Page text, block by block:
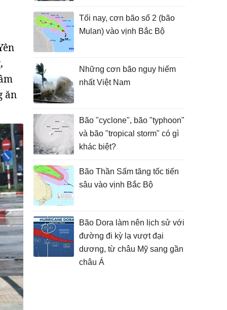
ăn
Tối nay, cơn bão số 2 (bão
Mulan) vào vịnh Bắc Bộ
Những cơn bão nguy hiểm
nhất Việt Nam
Bão "cyclone", bão "typhoon"
và bão "tropical storm" có gì
khác biệt?
Bão Thần Sấm tăng tốc tiến
sâu vào vịnh Bắc Bộ
Bão Dora làm nên lịch sử với
đường đi kỳ lạ vượt đại
dương, từ châu Mỹ sang gần
châu Á